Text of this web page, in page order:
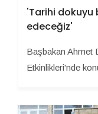
'Tarihi dokuyu
edeceğiz'
Başbakan Ahmet
Etkinlikleri'nde